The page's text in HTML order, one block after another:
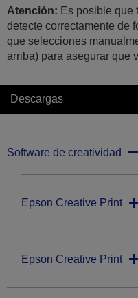
Atención: Es posible que
detecte correctamente de
que selecciones
arriba) para asegurar que
Descargas
Software de creatividad
Epson Creative Print
Epson Creative Print